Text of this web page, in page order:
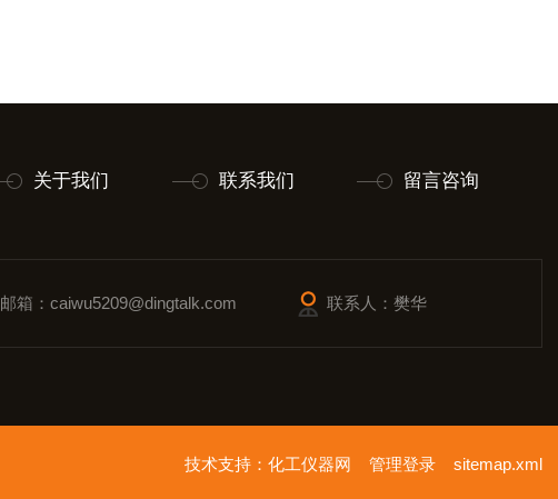
关于我们 联系我们 留言咨询
邮箱：caiwu5209@dingtalk.com 联系人：樊华
技术支持： 化工仪器网 管理登录 sitemap.xml